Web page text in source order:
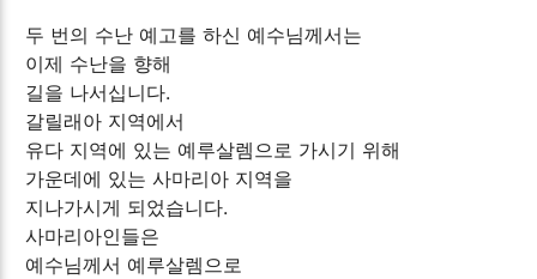
두 번의 수난 예고를 하신 예수님께서는
이제 수난을 향해
길을 나서십니다.
갈릴래아 지역에서
유다 지역에 있는 예루살렘으로 가시기 위해
가운데에 있는 사마리아 지역을
지나가시게 되었습니다.
사마리아인들은
예수님께서 예루살렘으로